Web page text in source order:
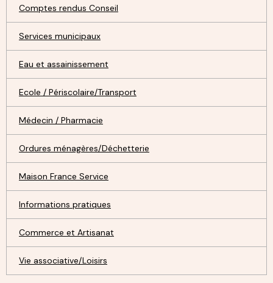
Comptes rendus Conseil
Services municipaux
Eau et assainissement
Ecole / Périscolaire/Transport
Médecin / Pharmacie
Ordures ménagères/Déchetterie
Maison France Service
Informations pratiques
Commerce et Artisanat
Vie associative/Loisirs